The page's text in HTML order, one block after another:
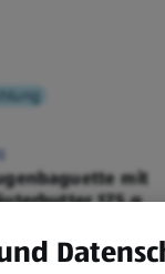
mit
175 g
€/1 kg)